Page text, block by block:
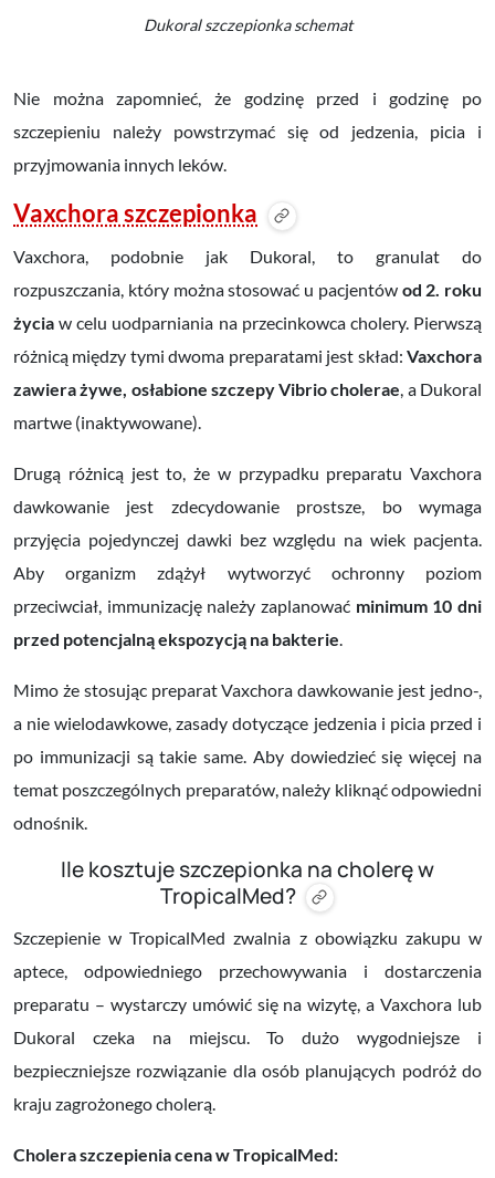
Dukoral szczepionka schemat
Nie można zapomnieć, że godzinę przed i godzinę po
szczepieniu należy powstrzymać się od jedzenia, picia i
przyjmowania innych leków.
Vaxchora szczepionka
Vaxchora, podobnie jak Dukoral, to granulat do
rozpuszczania, który można stosować u pacjentów od 2. roku
życia w celu uodparniania na przecinkowca cholery. Pierwszą
różnicą między tymi dwoma preparatami jest skład: Vaxchora
zawiera żywe, osłabione szczepyVibrio cholerae, a Dukoral
martwe (inaktywowane).
Drugą różnicą jest to, że w przypadku preparatu Vaxchora
dawkowanie jest zdecydowanie prostsze, bo wymaga
przyjęcia pojedynczej dawki bez względu na wiek pacjenta.
Aby organizm zdążył wytworzyć ochronny poziom
przeciwciał, immunizację należy zaplanować minimum 10 dni
przed potencjalną ekspozycją na bakterie.
Mimo że stosując preparat Vaxchora dawkowanie jest jedno-,
a nie wielodawkowe, zasady dotyczące jedzenia i picia przed i
po immunizacji są takie same. Aby dowiedzieć się więcej na
temat poszczególnych preparatów, należy kliknąć odpowiedni
odnośnik.
Ile kosztuje szczepionka na cholerę w
TropicalMed?
Szczepienie w TropicalMed zwalnia z obowiązku zakupu w
aptece, odpowiedniego przechowywania i dostarczenia
preparatu – wystarczy umówić się na wizytę, a Vaxchora lub
Dukoral czeka na miejscu. To dużo wygodniejsze i
bezpieczniejsze rozwiązanie dla osób planujących podróż do
kraju zagrożonego cholerą.
Cholera szczepienia cena w TropicalMed: